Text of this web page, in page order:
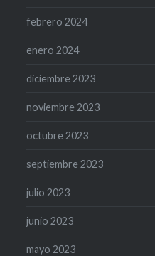
febrero 2024
enero 2024
diciembre 2023
noviembre 2023
octubre 2023
septiembre 2023
julio 2023
junio 2023
mayo 2023